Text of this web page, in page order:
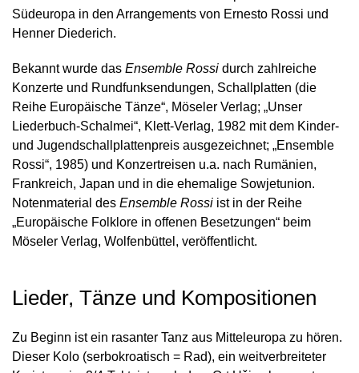
Südeuropa in den Arrangements von Ernesto Rossi und
Henner Diederich.
Bekannt wurde das Ensemble Rossi durch zahlreiche
Konzerte und Rundfunksendungen, Schallplatten (die
Reihe Europäische Tänze“, Möseler Verlag; „Unser
Liederbuch-Schalmei“, Klett-Verlag, 1982 mit dem Kinder-
und Jugendschallplattenpreis ausgezeichnet; „Ensemble
Rossi“, 1985) und Konzertreisen u.a. nach Rumänien,
Frankreich, Japan und in die ehemalige Sowjetunion.
Notenmaterial des Ensemble Rossi ist in der Reihe
„Europäische Folklore in offenen Besetzungen“ beim
Möseler Verlag, Wolfenbüttel, veröffentlicht.
Lieder, Tänze und Kompositionen
Zu Beginn ist ein rasanter Tanz aus Mitteleuropa zu hören.
Dieser Kolo (serbokroatisch = Rad), ein weitverbreiteter